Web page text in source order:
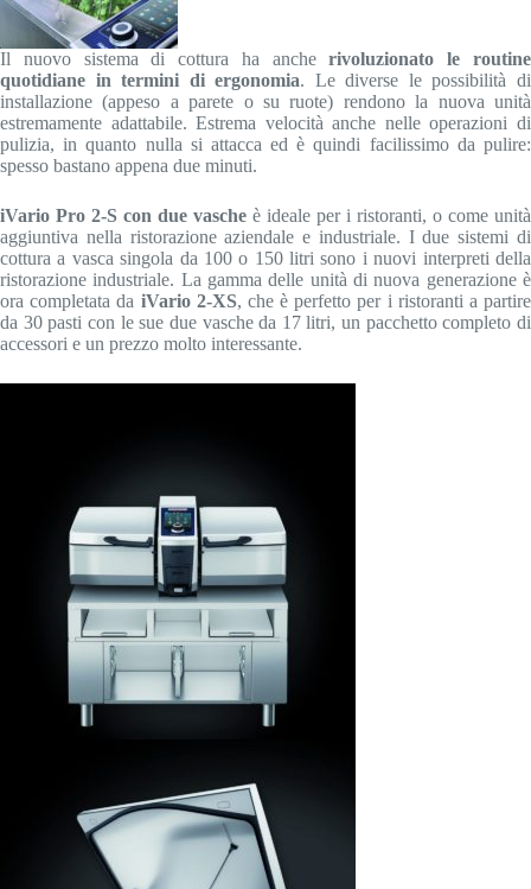
Il nuovo sistema di cottura ha ancherivoluzionato le routine
quotidiane in termini di ergonomia. Le diverse le possibilità di
installazione (appeso a parete o su ruote) rendono la nuova unità
estremamente adattabile. Estrema velocità anche nelle operazioni di
pulizia, in quanto nulla si attacca ed è quindi facilissimo da pulire:
spesso bastano appena due minuti.
iVario Pro 2-S con due vasche è ideale per i ristoranti, o come unità
aggiuntiva nella ristorazione aziendale e industriale. I due sistemi di
cottura a vasca singola da 100 o 150 litri sono i nuovi interpreti della
ristorazione industriale. La gamma delle unità di nuova generazione è
ora completata da iVario 2-XS, che è perfetto per i ristoranti a partire
da 30 pasti con le sue due vasche da 17 litri, un pacchetto completo di
accessori e un prezzo molto interessante.